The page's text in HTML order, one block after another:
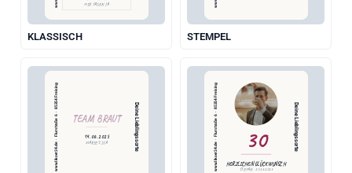
WIR SAGEN JA
KLASSISCH STEMPEL
www.likoer24.de  ·  Flurstraße 6  ·  85354 Freising TEAM BRAUT
14.06.2025
MARIE'S JGA Deine Lieblingssorte www.likoer24.de  ·  Flurstraße 6  ·  85354 Freising 30
HERZLICHEN GLÜCKWUNSCH
STEFAN · 21.05.2025
Deine Lieblingssorte